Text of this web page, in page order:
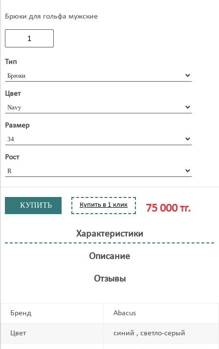
Брюки для гольфа мужские
Тип
Цвет
Размер
Рост
КУПИТЬ Купить в 1 клик 75 000 тг.
Характеристики
Описание
Отзывы
Бренд Abacus
Цвет синий светло-серый